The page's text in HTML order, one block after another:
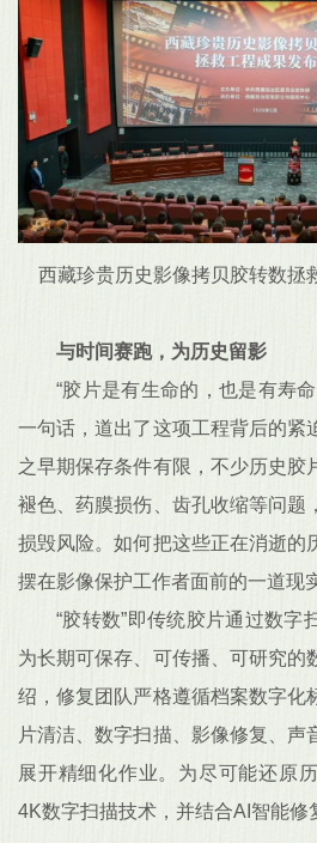
西藏珍贵历史影像拷贝胶转数拯
与时间赛跑，为历史留影
“胶片是有生命的，也是有寿
一句话，道出了这项工程背后的紧
之早期保存条件有限，不少历史胶
褪色、药膜损伤、齿孔收缩等问题
损毁风险。如何把这些正在消逝的
摆在影像保护工作者面前的一道现
“胶转数”即传统胶片通过数字
为长期可保存、可传播、可研究的
绍，修复团队严格遵循档案数字化
片清洁、数字扫描、影像修复、声
展开精细化作业。为尽可能还原
4K数字扫描技术，并结合AI智能修